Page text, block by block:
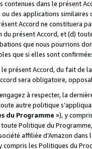
dans le présent
des applications
Accord ne constituera
présent Accord, et (d)
que nous pourrions
que si elles sont
présent Accord, du fait de
sera obligatoire,
à respecter, la
autre politique
du Programme »), y
Politique du
affiliée d’Amazon
compris les Politiques du